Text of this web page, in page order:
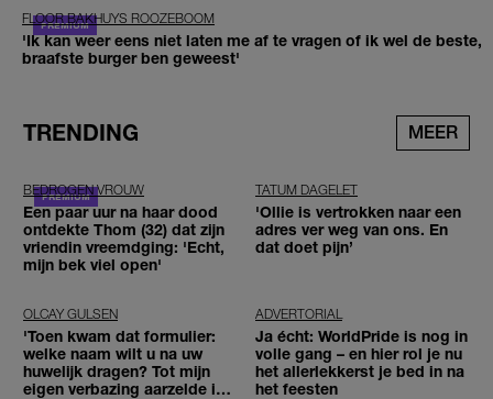
FLOOR BAKHUYS ROOZEBOOM
'Ik kan weer eens niet laten me af te vragen of ik wel de beste,
braafste burger ben geweest'
TRENDING MEER
BEDROGEN VROUW
Een paar uur na haar dood
ontdekte Thom (32) dat zijn
vriendin vreemdging: 'Echt,
mijn bek viel open'
TATUM DAGELET
'Ollie is vertrokken naar een
adres ver weg van ons. En
dat doet pijn’
OLCAY GULSEN
'Toen kwam dat formulier:
welke naam wilt u na uw
huwelijk dragen? Tot mijn
eigen verbazing aarzelde ik
ADVERTORIAL
Ja écht: WorldPride is nog in
volle gang – en hier rol je nu
het allerlekkerst je bed in na
het feesten